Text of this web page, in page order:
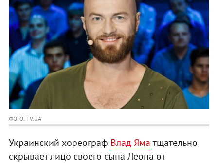
ФОТО: TV.UA
Украинский хореограф Влад Яма тщательно
скрывает лицо своего сына Леона от